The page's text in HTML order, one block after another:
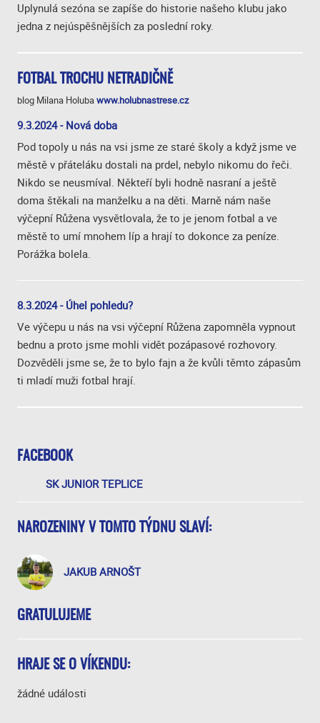
FACEBOOK
SK JUNIOR TEPLICE
NAROZENINY V TOMTO TÝDNU SLAVÍ:
JAKUB ARNOŠT
GRATULUJEME
HRAJE SE O VÍKENDU:
žádné události
Uplynulá sezóna se zapíše do historie našeho klubu jako
jedna z nejúspěšnějších za poslední roky.
FOTBAL TROCHU NETRADIČNĚ
blog Milana Holubawww.holubnastrese.cz
9.3.2024 - Nová doba
Pod topoly u nás na vsi jsme ze staré školy a když jsme ve
městě v přáteláku dostali na prdel, nebylo nikomu do řeči.
Nikdo se neusmíval. Někteří byli hodně nasraní a ještě
doma štěkali na manželku a na děti. Marně nám naše
výčepní Růžena vysvětlovala, že to je jenom fotbal a ve
městě to umí mnohem líp a hrají to dokonce za peníze.
Porážka bolela.
8.3.2024 - Úhel pohledu?
Ve výčepu u nás na vsi výčepní Růžena zapomněla vypnout
bednu a proto jsme mohli vidět pozápasové rozhovory.
Dozvěděli jsme se, že to bylo fajn a že kvůli těmto zápasům
ti mladí muži fotbal hrají.